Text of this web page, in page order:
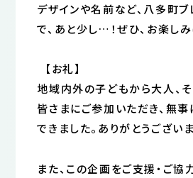
デザインや名前など、八多町ブ
で、あと少し…！ぜひ、お楽し
【お礼】
地域内外の子どもから大人、そ
皆さまにご参加いただき、無
できました。ありがとうござい
また、この企画をご支援・ご